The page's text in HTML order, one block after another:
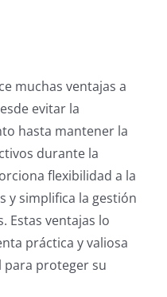
muchas ventajas a
evitar la
hasta mantener la
durante la
flexibilidad a la
y simplifica la gestión
Estas ventajas lo
práctica y valiosa
proteger su